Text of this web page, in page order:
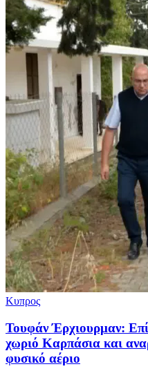
Κυπρος
Τουφάν Έρχιουρμαν:
χωριό Καρπάσια και
φυσικό αέριο